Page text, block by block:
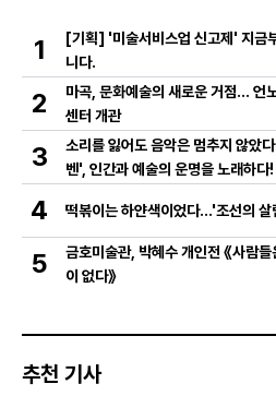
1
[기획] '미술서비스업 신고제' 지금
니다.
2
마곡, 문화예술의 새로운 거점… 언
센터 개관
3
소리를 잃어도 음악은 멈추지 않았
벤', 인간과 예술의 운명을 노래하다!
4 떡볶이는 하얀색이었다...'조선의 살
5
금호미술관, 박혜수 개인전 《사람들은 진실에 관심
이 없다》
추천 기사